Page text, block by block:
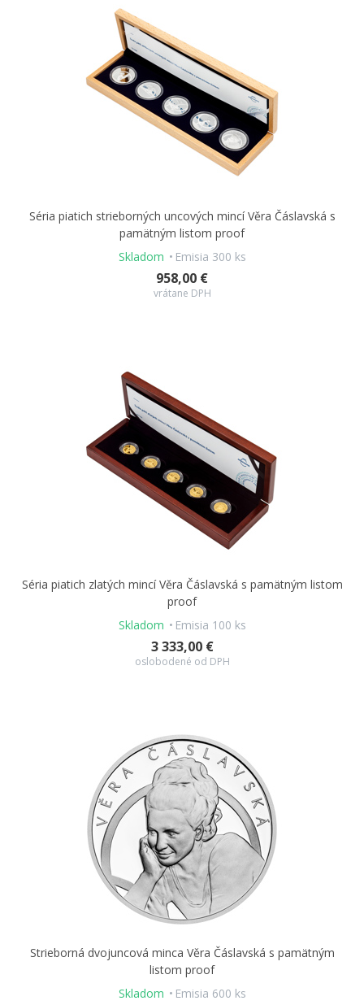
Séria piatich strieborných uncových mincí Věra Čáslavská s
pamätným listom proof
Skladom
Emisia 300 ks
958,00 €
vrátane DPH
Séria piatich zlatých mincí Věra Čáslavská s pamätným listom
proof
Skladom
Emisia 100 ks
3 333,00 €
oslobodené od DPH
Strieborná dvojuncová minca Věra Čáslavská s pamätným
listom proof
Skladom
Emisia 600 ks